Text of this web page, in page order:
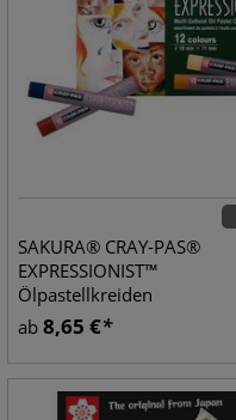
SAKURA® CRAY-PAS®
EXPRESSIONIST™
Ölpastellkreiden
ab 8,65 €